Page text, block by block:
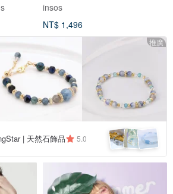
insos
NT$ 1,496
推廣
| 天然石飾品 5.0